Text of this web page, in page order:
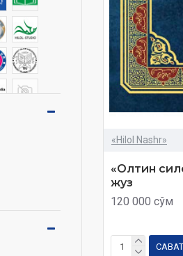
«Hilol Nashr»
«Олтин
жуз
120 000 сўм